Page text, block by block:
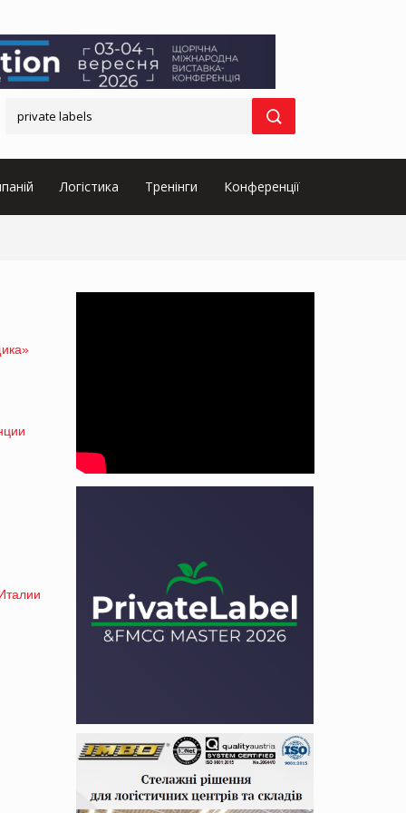
Логістика Тренінги Конференції